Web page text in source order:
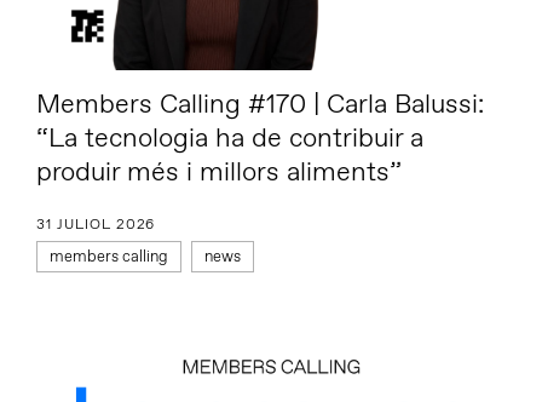
Members Calling #170 | Carla Balussi:
“La tecnologia ha de contribuir a
produir més i millors aliments”
31 JULIOL 2026
members calling news